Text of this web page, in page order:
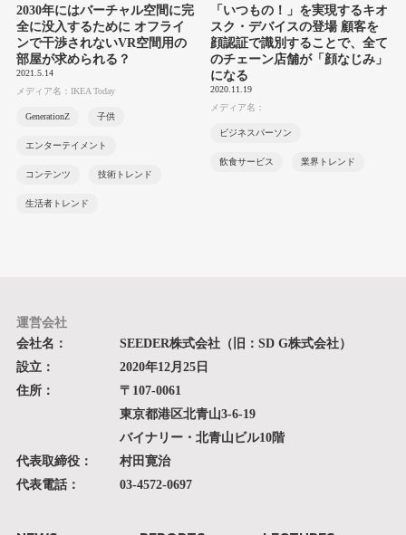
2030年にはバーチャル空間に完
全に没入するために オフライ
ンで干渉されないVR空間用の
部屋が求められる？
2021.5.14
メディア名：IKEA Today
GenerationZ 子供
エンターテイメント
コンテンツ 技術トレンド
生活者トレンド
「いつもの！」を実現するキオ
スク・デバイスの登場 顧客を
顔認証で識別することで、全て
のチェーン店舗が「顔なじみ」
になる
2020.11.19
メディア名：
ビジネスパーソン
飲食サービス 業界トレンド
運営会社
会社名：
SEEDER株式会社（旧：SD G株式会社）
設立：
2020年12月25日
住所：
〒107-0061
東京都港区北青山3-6-19
バイナリー・北青山ビル10階
代表取締役：
村田寛治
代表電話：
03-4572-0697